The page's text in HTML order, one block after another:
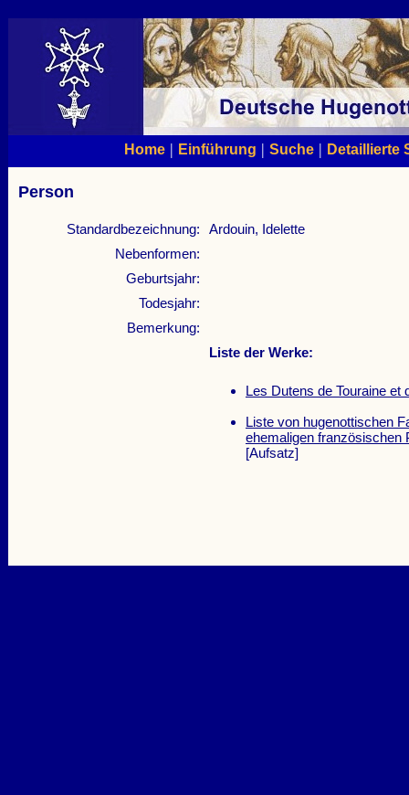
Home| Einführung | Suche| Detaillierte
Person
Standardbezeichnung:
Ardouin, Idelette
Nebenformen:
Geburtsjahr:
Todesjahr:
Bemerkung:
Liste der Werke:
Les Dutens de Touraine et
Liste von hugenottischen
ehemaligen französischen
[Aufsatz]